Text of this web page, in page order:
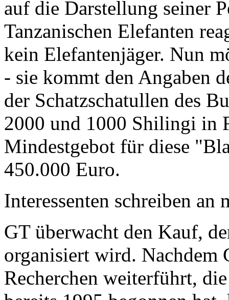
auf die Darstellung seiner
Tanzanischen Elefanten
kein Elefantenjäger. Nun
- sie kommt den Angaben
der Schatzschatullen des
2000 und 1000 Shilingi in
Mindestgebot für diese
450.000 Euro.
Interessenten schreiben
GT überwacht den Kauf,
organisiert wird. Nachdem
Recherchen weiterführt,